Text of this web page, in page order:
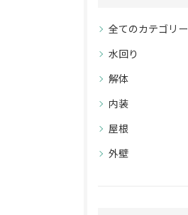
全てのカテゴリー
水回り
解体
内装
屋根
外壁